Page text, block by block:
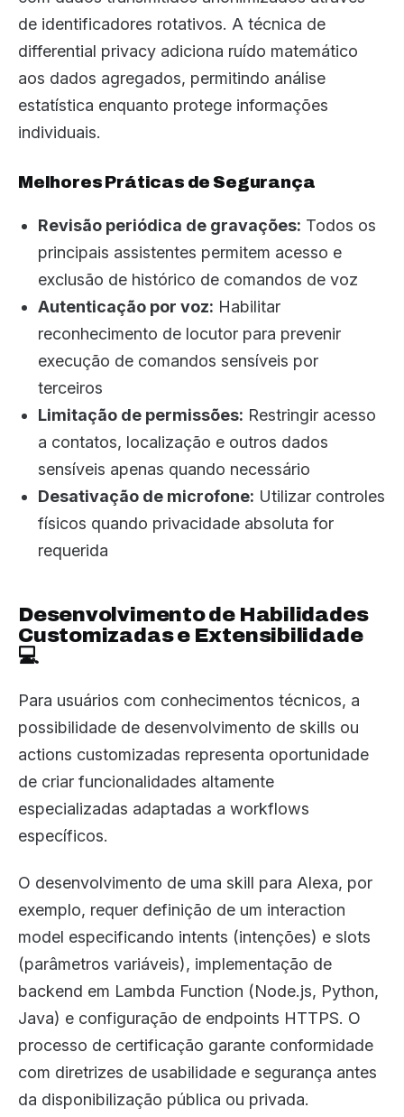
de identificadores rotativos. A técnica de
differential privacy adiciona ruído matemático
aos dados agregados, permitindo análise
estatística enquanto protege informações
individuais.
Melhores Práticas de Segurança
Revisão periódica de gravações: Todos os
principais assistentes permitem acesso e
exclusão de histórico de comandos de voz
Autenticação por voz: Habilitar
reconhecimento de locutor para prevenir
execução de comandos sensíveis por
terceiros
Limitação de permissões: Restringir acesso
a contatos, localização e outros dados
sensíveis apenas quando necessário
Desativação de microfone: Utilizar controles
físicos quando privacidade absoluta for
requerida
Desenvolvimento de Habilidades
Customizadas e Extensibilidade
💻
Para usuários com conhecimentos técnicos, a
possibilidade de desenvolvimento de skills ou
actions customizadas representa oportunidade
de criar funcionalidades altamente
especializadas adaptadas a workflows
específicos.
O desenvolvimento de uma skill para Alexa, por
exemplo, requer definição de um interaction
model especificando intents (intenções) e slots
(parâmetros variáveis), implementação de
backend em Lambda Function (Node.js, Python,
Java) e configuração de endpoints HTTPS. O
processo de certificação garante conformidade
com diretrizes de usabilidade e segurança antes
da disponibilização pública ou privada.